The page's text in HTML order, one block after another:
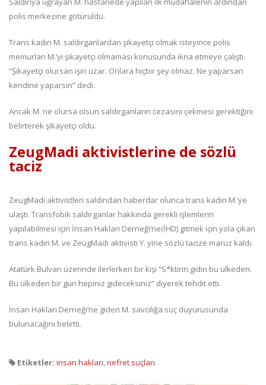
polis merkezine götürüldü.
Trans kadın M. saldırganlardan şikayetçi olmak isteyince polis
memurları M.’yi şikayetçi olmaması konusunda ikna etmeye çalıştı.
“Şikayetçi olursan işin uzar. Onlara hiçbir şey olmaz. Ne yaparsan
kendine yaparsın” dedi.
Ancak M. ne olursa olsun saldırganların cezasını çekmesi gerektiğini
belirterek şikayetçi oldu.
ZeugMadi aktivistlerine de sözlü
taciz
ZeugMadi aktivistleri saldırıdan haberdar olunca trans kadın M.’ye
ulaştı. Transfobik saldırganlar hakkında gerekli işlemlerin
yapılabilmesi için İnsan Hakları Derneği’ne(İHD) gitmek için yola çıkan
trans kadın M. ve ZeugMadi aktivisti Y. yine sözlü tacize maruz kaldı.
Atatürk Bulvarı üzerinde ilerlerken bir kişi “S*ktirin gidin bu ülkeden.
Bu ülkeden bir gün hepiniz gideceksiniz” diyerek tehdit etti.
İnsan Hakları Derneği’ne giden M. savcılığa suç duyurusunda
bulunacağını belirtti.
Etiketler: insan hakları,nefret suçları